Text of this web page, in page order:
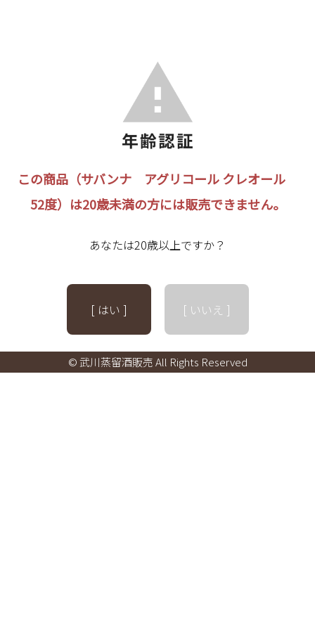
この商品（サバンナ アグリコール クレオール
52度）は20歳未満の方には販売できません。
あなたは20歳以上ですか？
[ はい ] [ いいえ ]
© 武川蒸留酒販売 All Rights Reserved